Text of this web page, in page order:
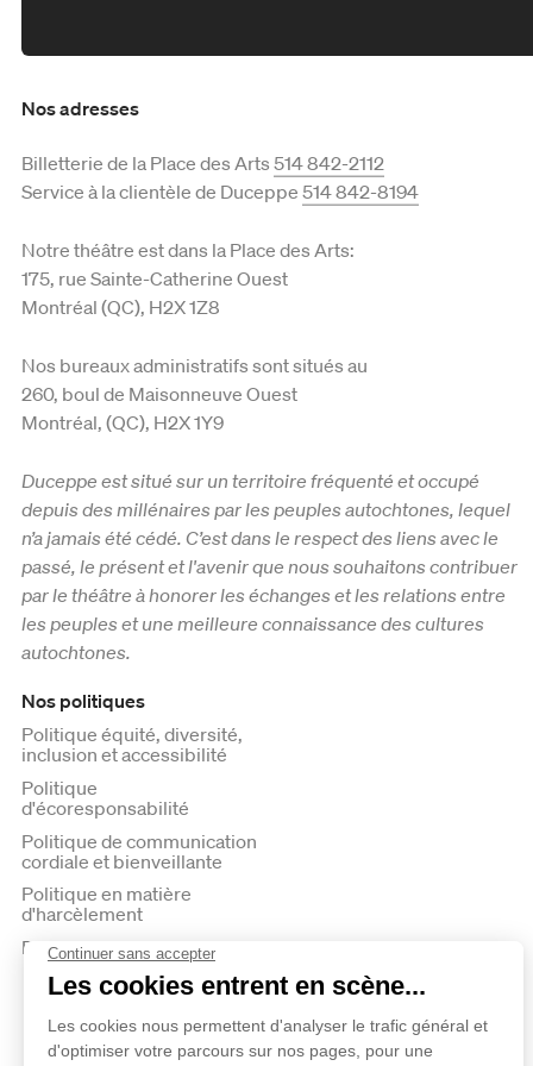
Duceppe en 50 saisons
Équipe et C.A.
Reconnaissance territoriale
Bénévolat
Fondation Duceppe
Nos actions
Nos adresses
Billetterie de la Place des Arts 514 842-2112
Service à la clientèle de Duceppe 514 842-8194
Notre théâtre est dans la Place des Arts:
175, rue Sainte-Catherine Ouest
Montréal (QC), H2X 1Z8
Nos bureaux administratifs sont situés au
260, boul de Maisonneuve Ouest
Montréal, (QC), H2X 1Y9
Duceppe est situé sur un territoire fréquenté et occupé
depuis des millénaires par les peuples autochtones, lequel
n’a jamais été cédé. C’est dans le respect des liens avec le
passé, le présent et l'avenir que nous souhaitons contribuer
par le théâtre à honorer les échanges et les relations entre
les peuples et une meilleure connaissance des cultures
autochtones.
Nos politiques
Politique équité, diversité,
inclusion et accessibilité
Politique
d'écoresponsabilité
Politique de communication
cordiale et bienveillante
Politique en matière
d'harcèlement
Politique de confidentialité